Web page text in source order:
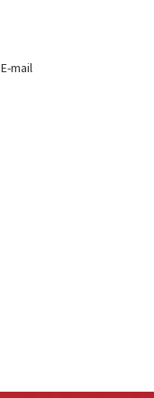
E-mail